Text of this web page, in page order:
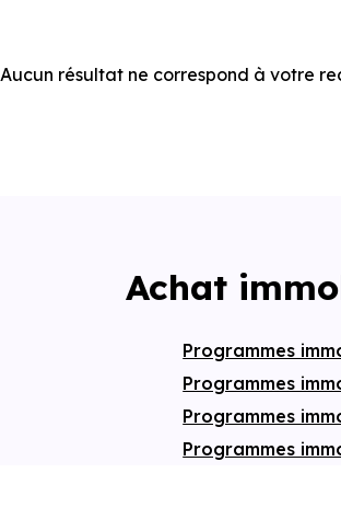
Aucun résultat ne correspond à votre
Achat
Programmes
Programmes
Programmes
Programmes